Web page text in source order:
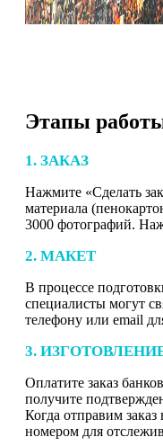
Этапы
1. ЗАКАЗ
Нажмите «Сделать
материала
3000 фотографий.
2. МАКЕТ
В процессе
специалисты могут
телефону или email
3.
Оплатите заказ
получите
Когда отправим
номером для